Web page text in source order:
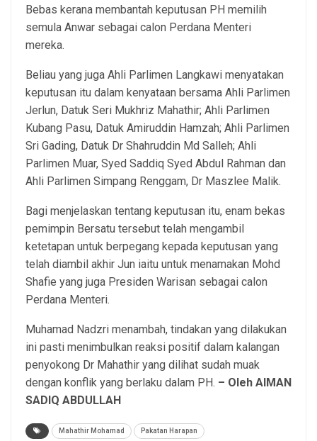
Bebas kerana membantah keputusan PH memilih
semula Anwar sebagai calon Perdana Menteri
mereka.
Beliau yang juga Ahli Parlimen Langkawi menyatakan
keputusan itu dalam kenyataan bersama Ahli Parlimen
Jerlun, Datuk Seri Mukhriz Mahathir; Ahli Parlimen
Kubang Pasu, Datuk Amiruddin Hamzah; Ahli Parlimen
Sri Gading, Datuk Dr Shahruddin Md Salleh; Ahli
Parlimen Muar, Syed Saddiq Syed Abdul Rahman dan
Ahli Parlimen Simpang Renggam, Dr Maszlee Malik.
Bagi menjelaskan tentang keputusan itu, enam bekas
pemimpin Bersatu tersebut telah mengambil
ketetapan untuk berpegang kepada keputusan yang
telah diambil akhir Jun iaitu untuk menamakan Mohd
Shafie yang juga Presiden Warisan sebagai calon
Perdana Menteri.
Muhamad Nadzri menambah, tindakan yang dilakukan
ini pasti menimbulkan reaksi positif dalam kalangan
penyokong Dr Mahathir yang dilihat sudah muak
dengan konflik yang berlaku dalam PH. – Oleh AIMAN
SADIQ ABDULLAH
Mahathir Mohamad Pakatan Harapan